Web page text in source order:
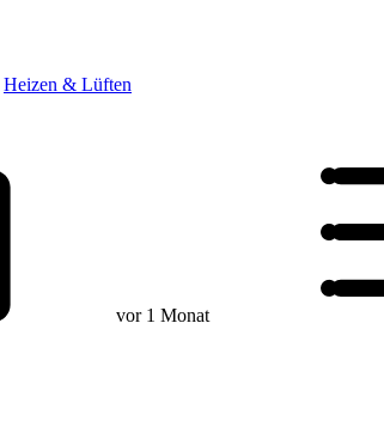
Heizen & Lüften
vor 1 Monat